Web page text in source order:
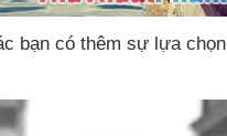
bạn có thêm sự lựa chọn